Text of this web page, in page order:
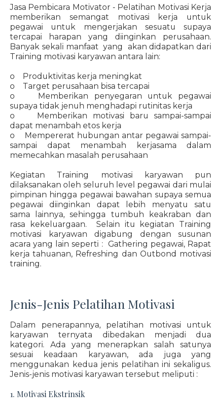
Jasa Pembicara Motivator - Pelatihan Motivasi Kerja
memberikan semangat motivasi kerja untuk
pegawai untuk mengerjakan sesuatu supaya
tercapai harapan yang diinginkan perusahaan.
Banyak sekali manfaat yang akan didapatkan dari
Training motivasi karyawan antara lain:
o Produktivitas kerja meningkat
o Target perusahaan bisa tercapai
o Memberikan penyegaran untuk pegawai
supaya tidak jenuh menghadapi rutinitas kerja
o Memberikan motivasi baru sampai-sampai
dapat menambah etos kerja
o Mempererat hubungan antar pegawai sampai-
sampai dapat menambah kerjasama dalam
memecahkan masalah perusahaan
Kegiatan Training motivasi karyawan pun
dilaksanakan oleh seluruh level pegawai dari mulai
pimpinan hingga pegawai bawahan supaya semua
pegawai diinginkan dapat lebih menyatu satu
sama lainnya, sehingga tumbuh keakraban dan
rasa kekeluargaan. Selain itu kegiatan Training
motivasi karyawan digabung dengan susunan
acara yang lain seperti : Gathering pegawai, Rapat
kerja tahuanan, Refreshing dan Outbond motivasi
training.
Jenis-Jenis Pelatihan Motivasi
Dalam penerapannya, pelatihan motivasi untuk
karyawan ternyata dibedakan menjadi dua
kategori. Ada yang menerapkan salah satunya
sesuai keadaan karyawan, ada juga yang
menggunakan kedua jenis pelatihan ini sekaligus.
Jenis-jenis motivasi karyawan tersebut meliputi :
1. Motivasi Ekstrinsik